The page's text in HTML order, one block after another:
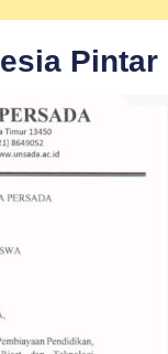
Pintar